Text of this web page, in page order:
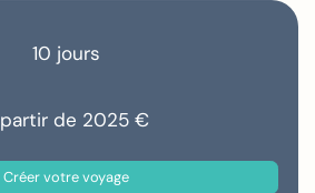
10 jours
de 2025 €
Créer votre voyage